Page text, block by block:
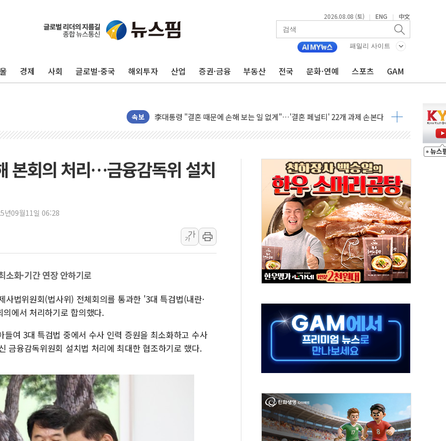
2026.08.08 (토) | ENG | 中文
패밀리 사이트
경제 사회 글로벌·중국 해외투자 산업 증권·금융 부동산 전국 문화·연예 스포츠 GAM
속보
이번주 국내 주요 금융일정(8.10~8.14)
美, 이란전 출구전략 만지작…공습 한계·탄약 부족 현실화
폐기물 수거하다 참변…60대 환경미화원 수거차에 치여 사망
서울 중랑구 주택가서 흉기 난동…60대 남성 2명 숨져
여수 오동도 인근 해상서 모터보트 전복…1명 사망·1명 실종
추미애, '위안부' 피해자 기림의 날 참석..."국제적 시민 연대로 목소리 내야"
인천서 말다툼 중 어머니 흉기 살해 10대 아들 체포
'화합' 꺼낸 김민석에 '뻔뻔' 받아친 정청래…제주 연설서 신경전 고조
李대통령, ISA 개편 재검토 지시…與 "적극 환영"·野 "졸속 국정"
동해중부 전 해상 풍랑주의보…10일까지 최대 3.5m 높은 물결
연일 폭염에 온열질환 사망 23명…정부, 비상대응기구 가동
中 전방위 아파트 부양, 수도 베이징도 부동산 규제 철폐
인제 용대리 계곡서 수위 상승으로 피서객 7명 고립…전원 구조
동해시, 11~14일 '별똥별 멍' 운영…페르세우스 유성우 관측
강원 중·남부 동해안 시간당 50mm 이상 폭우…호우경보 발효
청양 밭에서 일하던 90대 숨져…온열질환 여부 조사
폭염에 車 운전면허 기능시험 오전 집중 편성…체감온도 38도 넘으면 중단
본회의 처리…금융감독위 설치
년09월11일 06:28
가
가
화·기간 연장 안하기로
법위원회(법사위) 전체회의를 통과한 '3대 특검법(내란·
에서 처리하기로 합의했다.
여 3대 특검법 중에서 수사 인력 증원을 최소화하고 수사
금융감독위원회 설치법 처리에 최대한 협조하기로 했다.